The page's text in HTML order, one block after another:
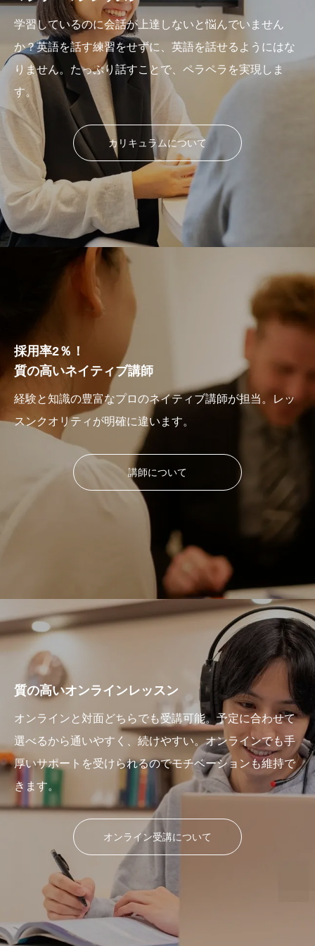
学習しているのに会話が上達しないと悩んでいません
か？英語を話す練習をせずに、英語を話せるようにはな
りません。たっぷり話すことで、ペラペラを実現しま
す。
カリキュラムについて
採用率2％！
質の高いネイティブ講師
経験と知識の豊富なプロのネイティブ講師が担当。レッ
スンクオリティが明確に違います。
講師について
質の高いオンラインレッスン
オンラインと対面どちらでも受講可能。予定に合わせて
選べるから通いやすく、続けやすい。オンラインでも手
厚いサポートを受けられるのでモチベーションも維持で
きます。
オンライン受講について